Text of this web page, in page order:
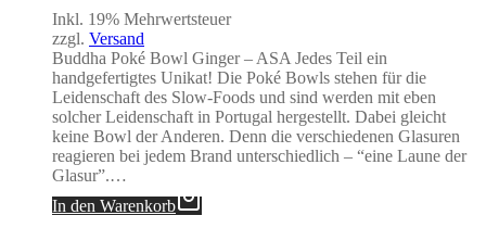
Inkl. 19% Mehrwertsteuer
zzgl. Versand
Buddha Poké Bowl Ginger – ASA Jedes Teil ein
handgefertigtes Unikat! Die Poké Bowls stehen für die
Leidenschaft des Slow-Foods und sind werden mit eben
solcher Leidenschaft in Portugal hergestellt. Dabei gleicht
keine Bowl der Anderen. Denn die verschiedenen Glasuren
reagieren bei jedem Brand unterschiedlich – “eine Laune der
Glasur”.…
In den Warenkorb